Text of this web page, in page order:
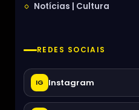
Notícias | Cultura
REDES SOCIAIS
IG Instagram